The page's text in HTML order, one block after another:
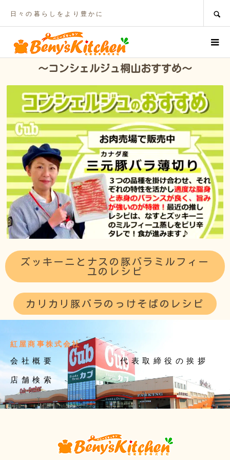
日々の暮らしをより豊かに
～コンシェルジュ桐山おすすめ～
ズッキーニとナスの豚バラミルフィー
ユのレシピ
カリカリ豚バラのっけそばのレシピ
紅屋商事株式会社
会社概要
代表取締役の挨拶
店舗検索